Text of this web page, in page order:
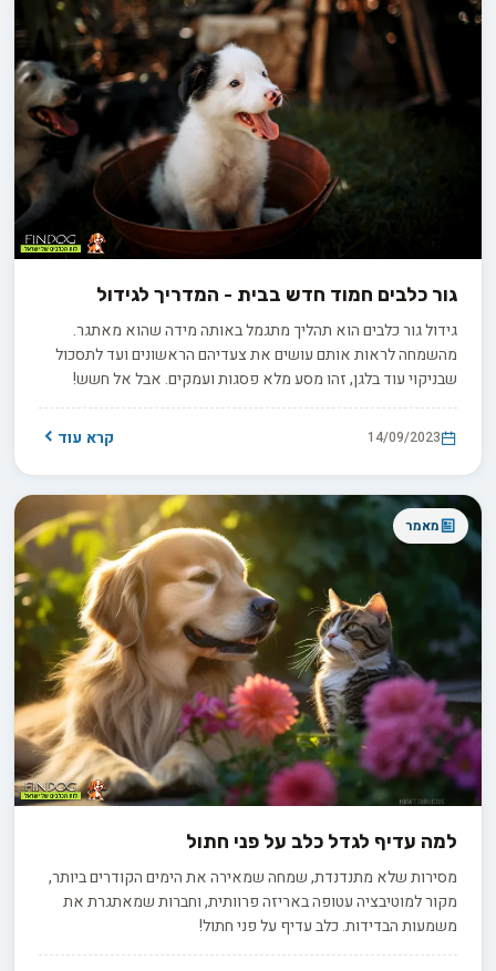
גור כלבים חמוד חדש בבית - המדריך לגידול
גידול גור כלבים הוא תהליך מתגמל באותה מידה שהוא מאתגר.
מהשמחה לראות אותם עושים את צעדיהם הראשונים ועד לתסכול
שבניקוי עוד בלגן, זהו מסע מלא פסגות ועמקים. אבל אל חשש!
הניווט בעולם ההורות לגורים הופך לקל הרבה יותר כאשר הוא מצויד
בידע הנכון.
14/09/2023 קרא עוד
מאמר
למה עדיף לגדל כלב על פני חתול
מסירות שלא מתנדנדת, שמחה שמאירה את הימים הקודרים ביותר,
מקור למוטיבציה עטופה באריזה פרוותית, וחברות שמאתגרת את
משמעות הבדידות. כלב עדיף על פני חתול!